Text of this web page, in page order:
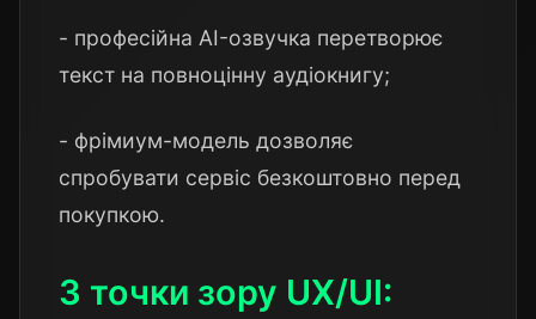
- професійна AI-озвучка перетворює
текст на повноцінну аудіокнигу;
- фрімиум-модель дозволяє
спробувати сервіс безкоштовно перед
покупкою.
З точки зору UX/UI: